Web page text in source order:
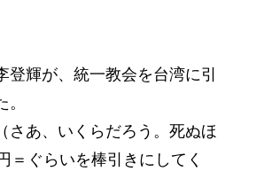
輝が、統一教会を台湾に引
（さあ、いくらだろう。死ぬほ
＝ぐらいを棒引きにしてく